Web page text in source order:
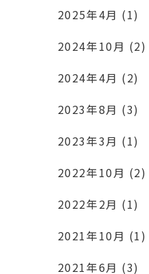
2025年4月 (1)
2024年10月 (2)
2024年4月 (2)
2023年8月 (3)
2023年3月 (1)
2022年10月 (2)
2022年2月 (1)
2021年10月 (1)
2021年6月 (3)